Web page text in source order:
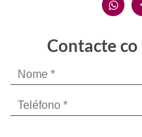
Contacte co